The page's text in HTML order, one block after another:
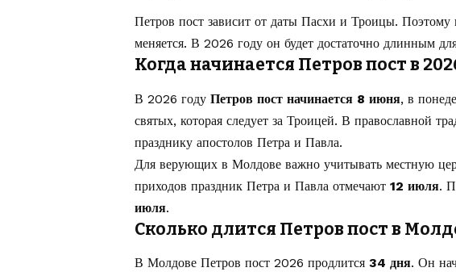
Петров пост зависит от даты Пасхи и Троицы. Поэтому
меняется. В 2026 году он будет достаточно длинным
Когда начинается Петров пост в
В 2026 году Петров пост начинается 8 июня, в
святых, которая следует за Троицей. В православной
празднику апостолов Петра и Павла.
Для верующих в Молдове важно учитывать местную
приходов праздник Петра и Павла отмечают 12 июля.
июля.
Сколько длится Петров пост в
В Молдове Петров пост 2026 продлится 34 дня. Он